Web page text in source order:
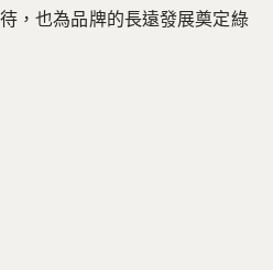
，也為品牌的長遠發展奠定綠